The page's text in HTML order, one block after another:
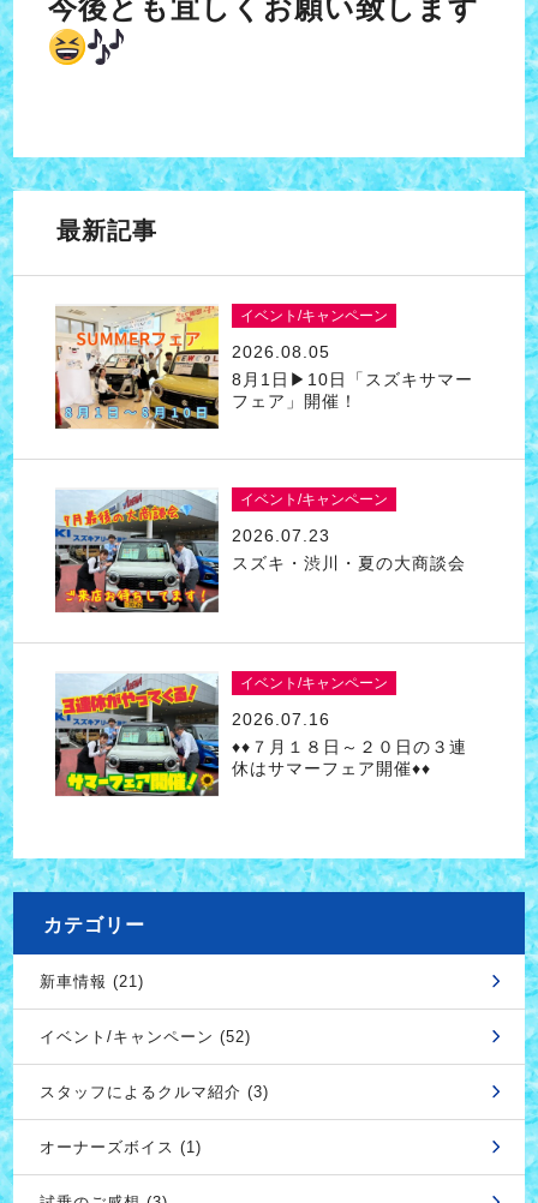
今後とも宜しくお願い致します
最新記事
イベント/キャンペーン
2026.08.05
8月1日▶10日「スズキサマー
フェア」開催！
イベント/キャンペーン
2026.07.23
スズキ・渋川・夏の大商談会
イベント/キャンペーン
2026.07.16
♦♦７月１８日～２０日の３連
休はサマーフェア開催♦♦
カテゴリー
新車情報 (21)
イベント/キャンペーン (52)
スタッフによるクルマ紹介 (3)
オーナーズボイス (1)